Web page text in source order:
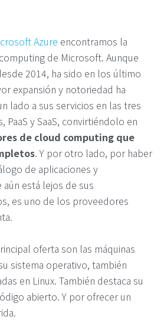
Azure encontramos la
de Microsoft. Aunque
2014, ha sido en los último
expansión y notoriedad ha
lado a sus servicios en las tres
PaaS y SaaS, convirtiéndolo en
de cloud computing que
. Y por otro lado, por haber
de aplicaciones y
aún está lejos de sus
es uno de los proveedores
oferta son las máquinas
sistema operativo, también
en Linux. También destaca su
abierto. Y por ofrecer un